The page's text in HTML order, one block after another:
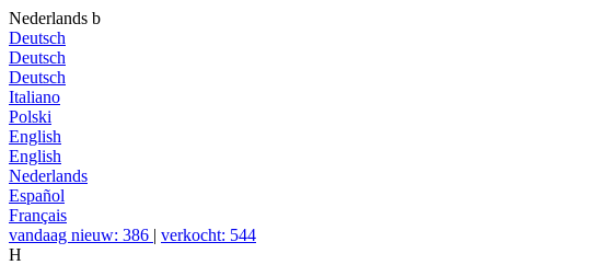
Nederlands b
Deutsch
Deutsch
Deutsch
Italiano
Polski
English
English
Nederlands
Español
Français
vandaag nieuw: 386 | verkocht: 544
H